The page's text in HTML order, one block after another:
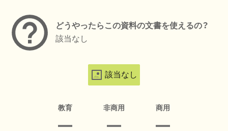
どうやったらこの資料の文書を使えるの？
該当なし
該当なし
教育 非商用 商用